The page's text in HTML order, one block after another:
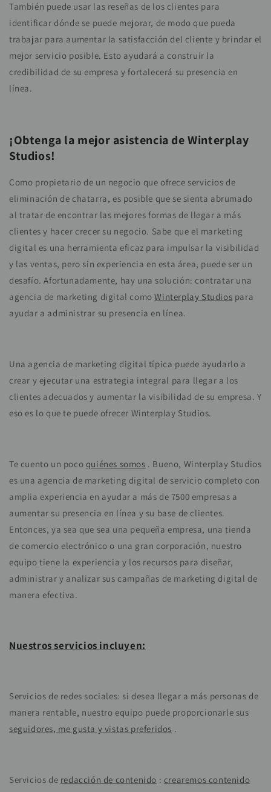
También puede usar las reseñas de los clientes para
identificar dónde se puede mejorar, de modo que pueda
trabajar para aumentar la satisfacción del cliente y brindar el
mejor servicio posible. Esto ayudará a construir la
credibilidad de su empresa y fortalecerá su presencia en
línea.
¡Obtenga la mejor asistencia de Winterplay
Studios!
Como propietario de un negocio que ofrece servicios de
eliminación de chatarra, es posible que se sienta abrumado
al tratar de encontrar las mejores formas de llegar a más
clientes y hacer crecer su negocio. Sabe que el marketing
digital es una herramienta eficaz para impulsar la visibilidad
y las ventas, pero sin experiencia en esta área, puede ser un
desafío. Afortunadamente, hay una solución: contratar una
agencia de marketing digital como Winterplay Studios para
ayudar a administrar su presencia en línea.
Una agencia de marketing digital típica puede ayudarlo a
crear y ejecutar una estrategia integral para llegar a los
clientes adecuados y aumentar la visibilidad de su empresa. Y
eso es lo que te puede ofrecer Winterplay Studios.
Te cuento un poco quiénes somos . Bueno, Winterplay Studios
es una agencia de marketing digital de servicio completo con
amplia experiencia en ayudar a más de 7500 empresas a
aumentar su presencia en línea y su base de clientes.
Entonces, ya sea que sea una pequeña empresa, una tienda
de comercio electrónico o una gran corporación, nuestro
equipo tiene la experiencia y los recursos para diseñar,
administrar y analizar sus campañas de marketing digital de
manera efectiva.
Nuestros servicios incluyen:
Servicios de redes sociales: si desea llegar a más personas de
manera rentable, nuestro equipo puede proporcionarle sus
seguidores, me gusta y vistas preferidos .
Servicios de redacción de contenido : crearemos contenido